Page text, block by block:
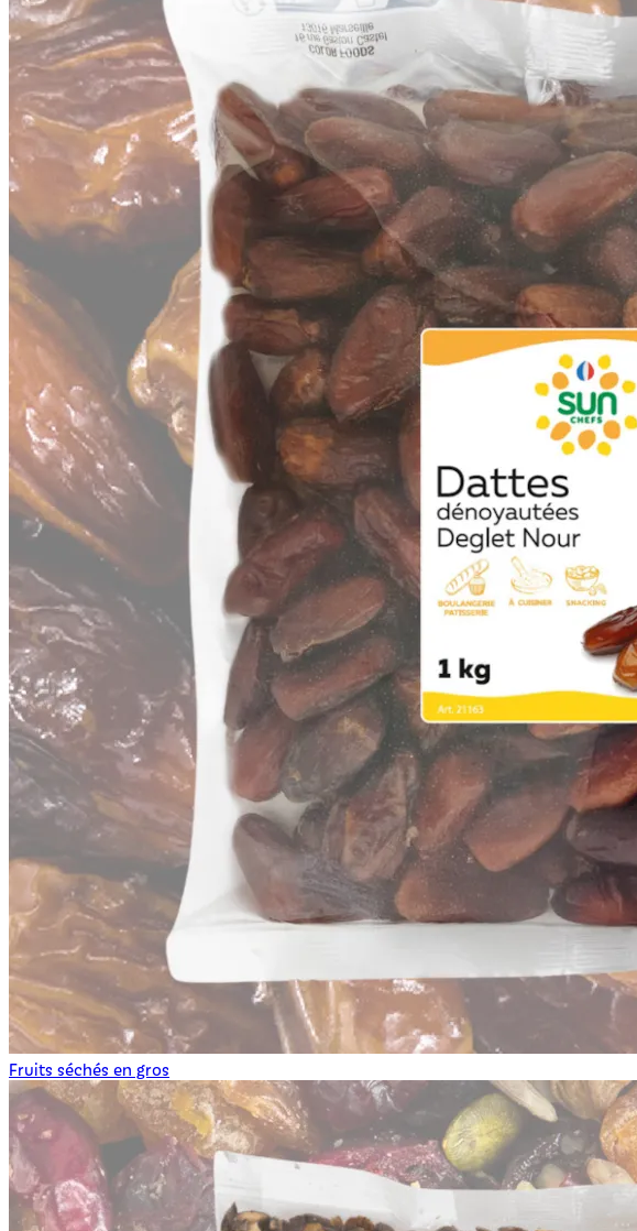
Fruits séchés en gros